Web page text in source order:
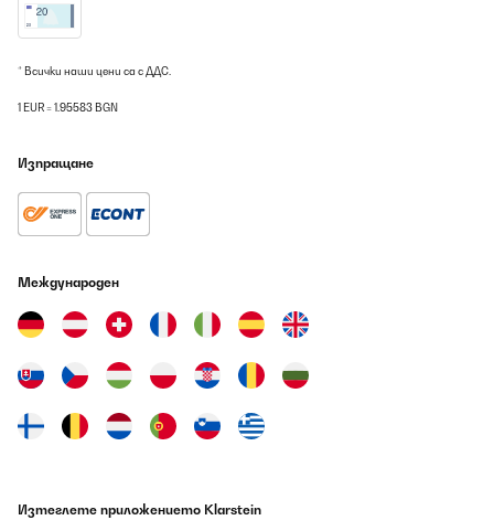
* Всички наши цени са с ДДС.
1 EUR = 1.95583 BGN
Изпращане
Международен
Изтеглете приложението Klarstein